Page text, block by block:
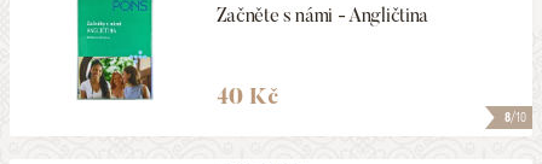
8/10
Začněte s námi - Angličtina
40 Kč